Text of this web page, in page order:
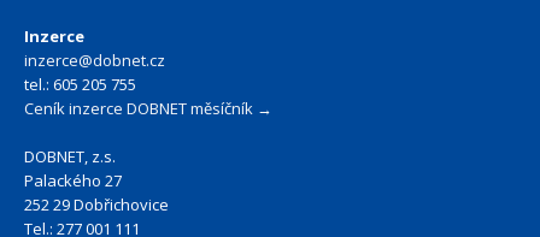
Inzerce
inzerce@dobnet.cz
tel.: 605 205 755
Ceník inzerce DOBNET měsíčník →
DOBNET, z.s.
Palackého 27
252 29 Dobřichovice
Tel.: 277 001 111